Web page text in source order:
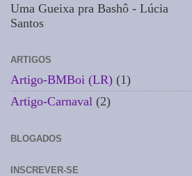
Uma Gueixa pra Bashô - Lúcia
Santos
ARTIGOS
Artigo-BMBoi (LR) (1)
Artigo-Carnaval (2)
BLOGADOS
INSCREVER-SE